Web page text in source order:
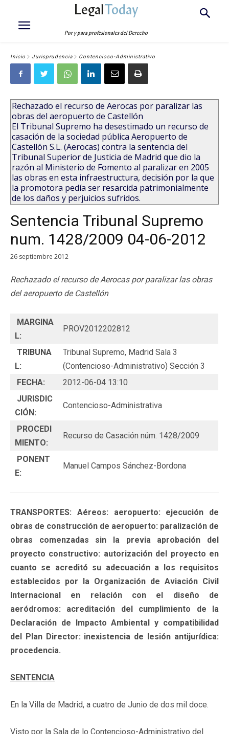
LegalToday
Por y para profesionales del Derecho
Inicio Jurisprudencia Contencioso-Administrativo
Rechazado el recurso de Aerocas por paralizar las
obras del aeropuerto de Castellón
El Tribunal Supremo ha desestimado un recurso de
casación de la sociedad pública Aeropuerto de
Castellón S.L. (Aerocas) contra la sentencia del
Tribunal Superior de Justicia de Madrid que dio la
razón al Ministerio de Fomento al paralizar en 2005
las obras en esta infraestructura, decisión por la que
la promotora pedía ser resarcida patrimonialmente
de los daños y perjuicios sufridos.
Sentencia Tribunal Supremo
num. 1428/2009 04-06-2012
26 septiembre 2012
Rechazado el recurso de Aerocas por paralizar las obras
del aeropuerto de Castellón
MARGINA
L:
PROV2012202812
TRIBUNA
L:
Tribunal Supremo, Madrid Sala 3
(Contencioso-Administrativo) Sección 3
FECHA:
2012-06-04 13:10
JURISDIC
CIÓN:
Contencioso-Administrativa
PROCEDI
MIENTO:
Recurso de Casación núm. 1428/2009
PONENT
E:
Manuel Campos Sánchez-Bordona
TRANSPORTES: Aéreos: aeropuerto: ejecución de
obras de construcción de aeropuerto: paralización de
obras comenzadas sin la previa aprobación del
proyecto constructivo: autorización del proyecto en
cuanto se acreditó su adecuación a los requisitos
establecidos por la Organización de Aviación Civil
Internacional en relación con el diseño de
aeródromos: acreditación del cumplimiento de la
Declaración de Impacto Ambiental y compatibilidad
del Plan Director: inexistencia de lesión antijurídica:
procedencia.
SENTENCIA
En la Villa de Madrid, a cuatro de Junio de dos mil doce.
Visto por la Sala de lo Contencioso-Administrativo del